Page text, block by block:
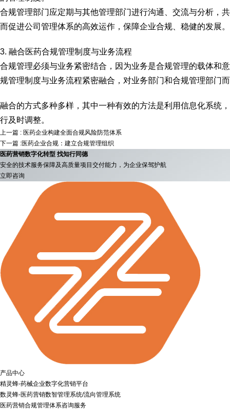
合规管理部门应定期与其他管理部门进行沟通、交流与分析，
而促进公司管理体系的高效运作，保障企业合规、稳健的发展。
3. 融合医药合规管理制度与业务流程
合规管理必须与业务紧密结合，因为业务是合规管理的载体和
规管理制度与业务流程紧密融合，对业务部门和合规管理部门
融合的方式多种多样，其中一种有效的方法是利用信息化系统
行及时调整。
上一篇 : 医药企业构建全面合规风险防范体系
下一篇 :医药企业合规：建立合规管理组织
医药营销数字化转型 找知行同德
安全的技术服务保障及高质量项目交付能力，为企业保驾护航
立即咨询
产品中心
精灵蜂-药械企业数字化营销平台
数灵蜂-医药营销数智管理系统/流向管理系统
医药营销合规管理体系咨询服务